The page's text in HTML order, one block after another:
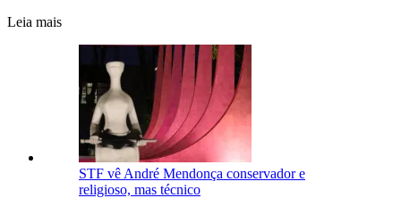
Leia mais
STF vê André Mendonça conservador e
religioso, mas técnico